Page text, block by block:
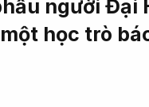
người Đại
học trò